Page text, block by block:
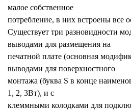
малое собственное
потребление, в них встроены все
Существует три разновидности
выводами для размещения на
печатной плате (основная
выводами для поверхностного
монтажа (буква S в конце
1, 2, 3Вт), и с
клеммными колодками для